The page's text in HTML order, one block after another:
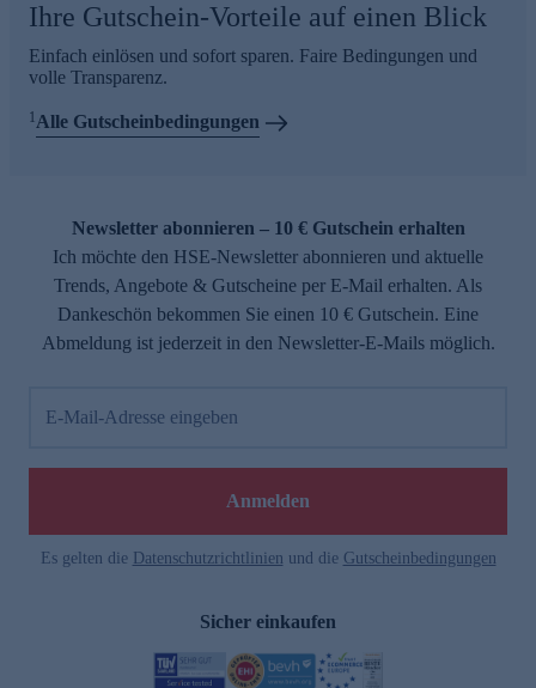
Ihre Gutschein-Vorteile auf einen Blick
Einfach einlösen und sofort sparen. Faire Bedingungen und
volle Transparenz.
1Alle Gutscheinbedingungen
Newsletter abonnieren – 10 € Gutschein erhalten
Ich möchte den HSE-Newsletter abonnieren und aktuelle
Trends, Angebote & Gutscheine per E-Mail erhalten. Als
Dankeschön bekommen Sie einen 10 € Gutschein. Eine
Abmeldung ist jederzeit in den Newsletter-E-Mails möglich.
E-Mail-Adresse eingeben
Anmelden
Es gelten die Datenschutzrichtlinien und die Gutscheinbedingungen
Sicher einkaufen